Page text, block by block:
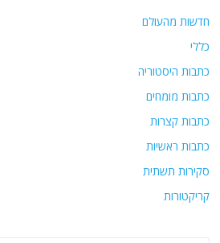
חדשות מהעולם
כללי
כתבות היסטוריה
כתבות מומחים
כתבות קצרות
כתבות ראשיות
סקירות תשתית
קריקטורות